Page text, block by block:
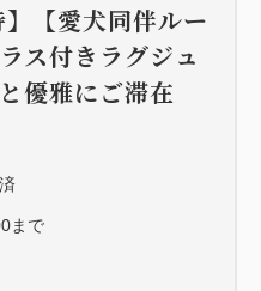
】【愛犬同伴ルー
ス付きラグジュ
優雅にご滞在
まで